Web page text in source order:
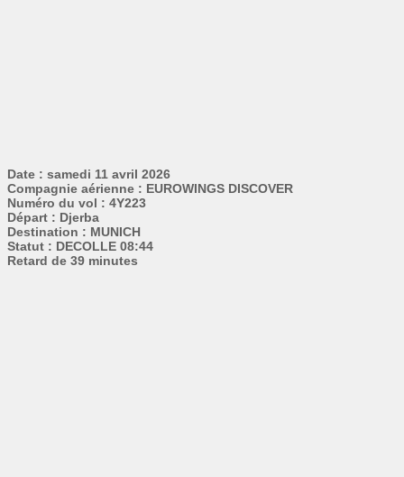
Date : samedi 11 avril 2026
Compagnie aérienne : EUROWINGS DISCOVER
Numéro du vol : 4Y223
Départ : Djerba
Destination : MUNICH
Statut : DECOLLE 08:44
Retard de 39 minutes